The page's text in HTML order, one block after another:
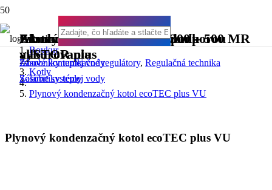
Rovkur
Kotly
Plynový kondenzačný kotol ecoTEC plus VU
Plynový kondenzačný kotol ecoTEC plus VU
Akumulačný vrstvený zásobník
allSTOR plus
Zásobníky teplej vody
Zásobníky teplej vody FE 300 – 500 MR
Zásobníky teplej vody
Izbový regulátor MiSet
Izbové komunikačné regulátory, Regulačná technika
Zostavy MSS drainback s podporou
vykurovania
Solárne systémy